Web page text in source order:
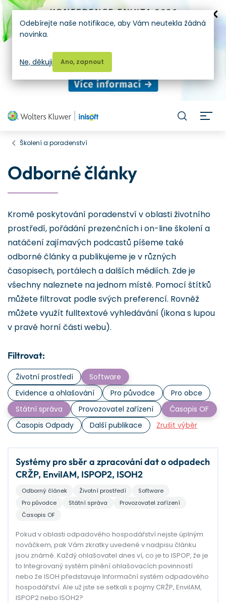
Školení a poradenství
Odborné články
Kromě poskytování poradenství v oblasti životního
prostředí, pořádání prezenčních i on-line školení a
natáčení zajímavých podcastů píšeme také
odborné články a publikujeme je v různých
časopisech, portálech a dalších médiích. Zde je
všechny naleznete na jednom místě. Pomocí štítků
můžete filtrovat podle svých preferencí. Rovněž
můžete využít fulltextové vyhledávání (ikona s lupou
v pravé horní části webu).
Filtrovat:
Životní prostředí
Software
Evidence a ohlašování
Pro původce
Pro obce
Státní správa
Provozovatel zařízení
Časopis OF
Časopis Odpady
Další publikace Zrušit výběr
Systémy pro sběr a zpracování dat o odpadech
CRŽP, EnviIAM, ISPOP2, ISOH2
Odborný článek Životní prostředí
Software
Pro původce
Státní správa
Provozovatel zařízení
Časopis OF
Pokud v oblasti odpadového hospodářství nejste úplným
nováčkem, pak Vám zkratky uvedené v nadpisu článku
jsou známé. Každý ohlašovatel dnes ví, co je to ISPOP, že je
to Integrovaný systém plnění ohlašovacích povinností
nebo že ISOH představuje Informační systém odpadového
hospodářství. Ale už jste se setkali s pojmy CRŽP, EnviIAM,
ISPOP2 nebo ISOH2?
Odebírejte naše notifikace, aby Vám neutekla žádná
novinka.
Ano, zapnout
Ne, děkuji